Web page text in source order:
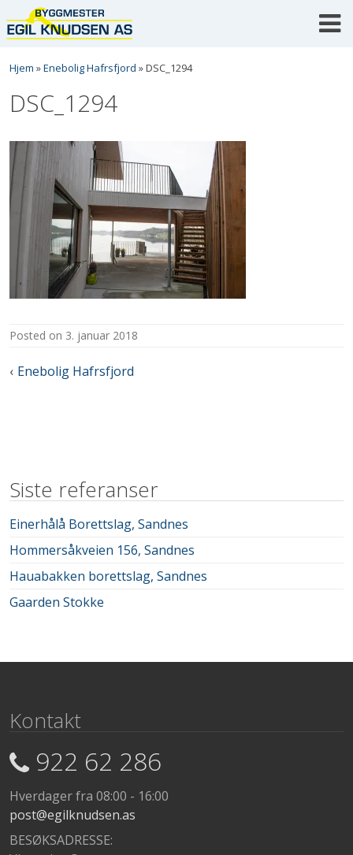
to
content
Hjem »Enebolig Hafrsfjord »DSC_1294
DSC_1294
posted on 3. januar 2018
Innleggsnavigasjon
Enebolig Hafrsfjord
Siste referanser
Einerhålå Borettslag, Sandnes
Hommersåkveien 156, Sandnes
Hauabakken borettslag, Sandnes
Gaarden Stokke
Kontakt
922 62 286
Hverdager fra 08:00 - 16:00
post@egilknudsen.as
BESØKSADRESSE: